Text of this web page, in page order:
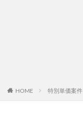
HOME 特別単価案件